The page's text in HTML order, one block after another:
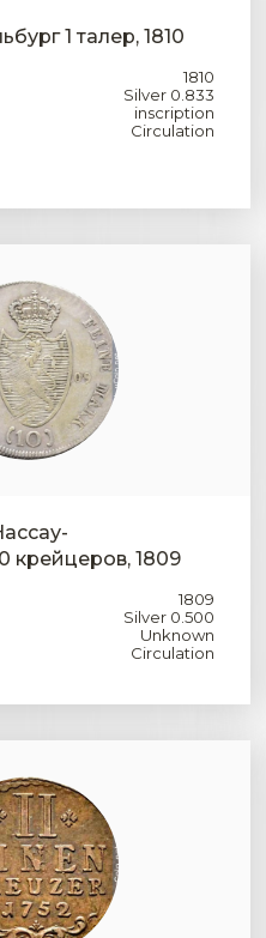
1 талер, 1810
1810
Silver 0.833
inscription
Circulation
крейцеров, 1809
1809
Silver 0.500
Unknown
Circulation